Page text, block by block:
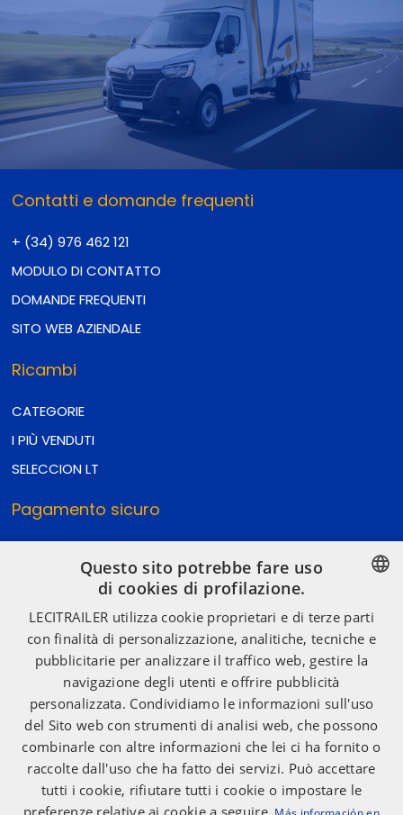
Contatti e domande frequenti
+ (34) 976 462 121
MODULO DI CONTATTO
DOMANDE FREQUENTI
SITO WEB AZIENDALE
Ricambi
CATEGORIE
I PIÙ VENDUTI
SELECCION LT
Pagamento sicuro
Spedizione sicura
Reti Sociali
SPANISH
ENGLISH
FRENCH
ITALIAN
PORTUGUESE
Questo sito potrebbe fare uso
di cookies di profilazione.
LECITRAILER utilizza cookie proprietari e di terze parti
con finalità di personalizzazione, analitiche, tecniche e
pubblicitarie per analizzare il traffico web, gestire la
navigazione degli utenti e offrire pubblicità
personalizzata. Condividiamo le informazioni sull'uso
del Sito web con strumenti di analisi web, che possono
combinarle con altre informazioni che lei ci ha fornito o
raccolte dall'uso che ha fatto dei servizi. Può accettare
tutti i cookie, rifiutare tutti i cookie o impostare le
preferenze relative ai cookie a seguire.